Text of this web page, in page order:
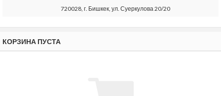
720028, г. Бишкек, ул. Суеркулова 20/20
КОРЗИНА ПУСТА